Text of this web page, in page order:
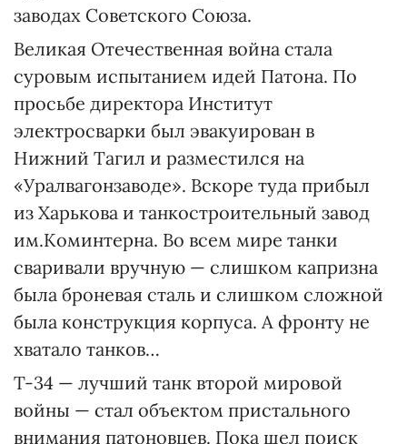
заводах Советского Союза.
Великая Отечественная война стала
суровым испытанием идей Патона. По
просьбе директора Институт
электросварки был эвакуирован в
Нижний Тагил и разместился на
«Уралвагонзаводе». Вскоре туда прибыл
из Харькова и танкостроительный завод
им.Коминтерна. Во всем мире танки
сваривали вручную — слишком капризна
была броневая сталь и слишком сложной
была конструкция корпуса. А фронту не
хватало танков…
Т-34 — лучший танк второй мировой
войны — стал объектом пристального
внимания патоновцев. Пока шел поиск